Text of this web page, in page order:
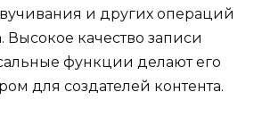
и других операций
Высокое качество записи
функции делают его
для создателей контента.